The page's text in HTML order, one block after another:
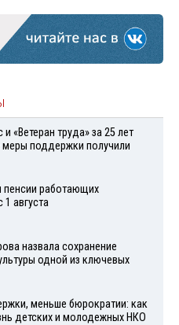
«Ветеран труда» за 25 лет
меры поддержки получили
пенсии работающих
августа
назвала сохранение
одной из ключевых
меньше бюрократии: как
детских и молодежных НКО